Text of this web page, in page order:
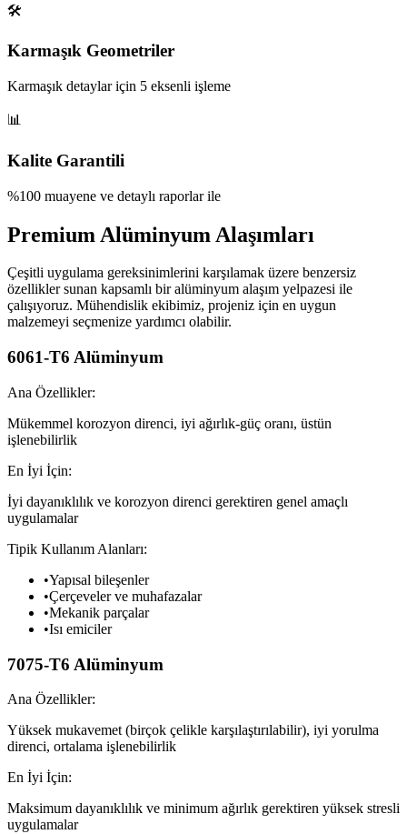
🛠️
Karmaşık Geometriler
Karmaşık detaylar için 5 eksenli işleme
📊
Kalite Garantili
%100 muayene ve detaylı raporlar ile
Premium Alüminyum Alaşımları
Çeşitli uygulama gereksinimlerini karşılamak üzere benzersiz
özellikler sunan kapsamlı bir alüminyum alaşım yelpazesi ile
çalışıyoruz. Mühendislik ekibimiz, projeniz için en uygun
malzemeyi seçmenize yardımcı olabilir.
6061-T6 Alüminyum
Ana Özellikler:
Mükemmel korozyon direnci, iyi ağırlık-güç oranı, üstün
işlenebilirlik
En İyi İçin:
İyi dayanıklılık ve korozyon direnci gerektiren genel amaçlı
uygulamalar
Tipik Kullanım Alanları:
•Yapısal bileşenler
•Çerçeveler ve muhafazalar
•Mekanik parçalar
•Isı emiciler
7075-T6 Alüminyum
Ana Özellikler:
Yüksek mukavemet (birçok çelikle karşılaştırılabilir), iyi yorulma
direnci, ortalama işlenebilirlik
En İyi İçin:
Maksimum dayanıklılık ve minimum ağırlık gerektiren yüksek stresli
uygulamalar